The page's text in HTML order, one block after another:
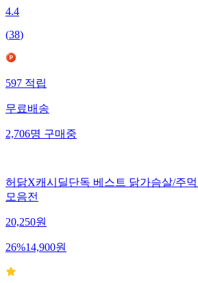
4.4
(38)
597 적립
무료배송
2,706명 구매중
허닭X캐시딜단독 베스트 닭가슴살/주먹
모음전
20,250원
26%14,900원